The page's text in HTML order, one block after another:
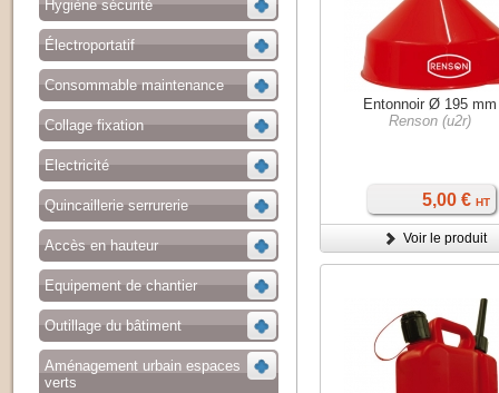
Hygiène sécurité
Électroportatif
Consommable maintenance
Collage fixation
Electricité
Quincaillerie serrurerie
Accès en hauteur
Equipement de chantier
Outillage du bâtiment
Aménagement urbain espaces
verts
Entonnoir Ø 195 mm
Renson (u2r)
5,00 € HT
Voir le produit